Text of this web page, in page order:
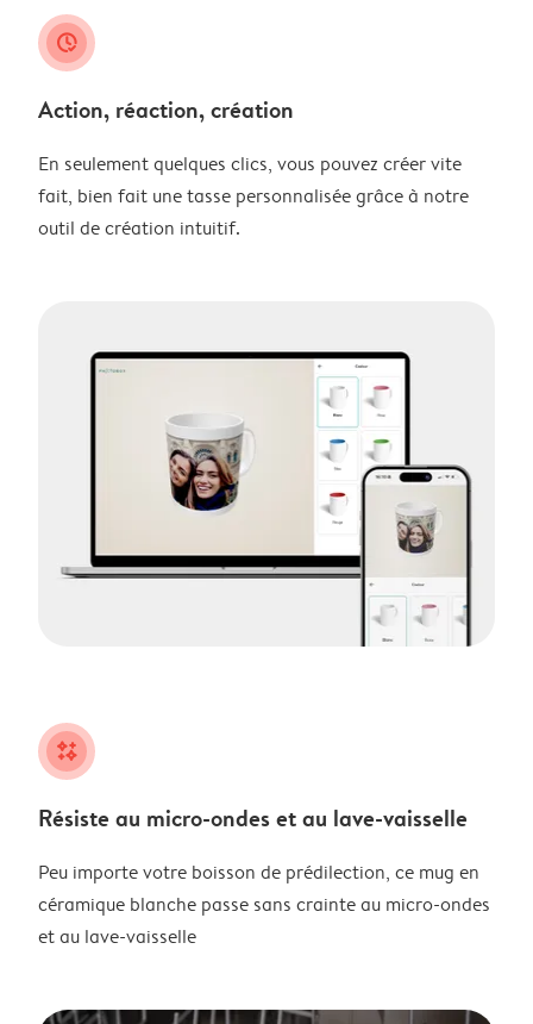
clock_check
Action, réaction, création
En seulement quelques clics, vous pouvez créer vite
fait, bien fait une tasse personnalisée grâce à notre
outil de création intuitif.
night
Résiste au micro-ondes et au lave-vaisselle
Peu importe votre boisson de prédilection, ce mug en
céramique blanche passe sans crainte au micro-ondes
et au lave-vaisselle